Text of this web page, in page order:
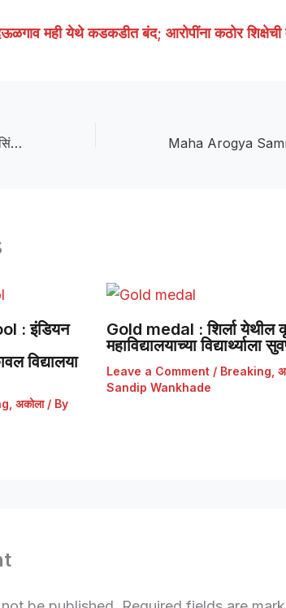
मही येथे कडकडीत बंद; आरोपींना कठोर शिक्षेची
Sarpanch is the administrator :सिंदखेडराजा तालुक्यातील ४३ ग्रामपंचायतींवर सरपंचच प्रशासक; निवडणुका होईपर्यंत कारभार सांभाळणार
: इंडियन
विद्यालया
अकोला/ By
Gold medal : शिर्ला येथील
महाविद्यालयाच्या विद्यार्थ्याला
Leave a Comment / Breaking
Sandip Wankhade